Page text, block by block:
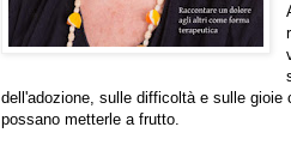
dell'adozione, sulle difficoltà e sulle gioie
possano metterle a frutto.